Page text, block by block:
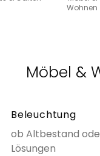
Wohnen
Möbel &
Beleuchtung
ob Altbestand
Lösungen